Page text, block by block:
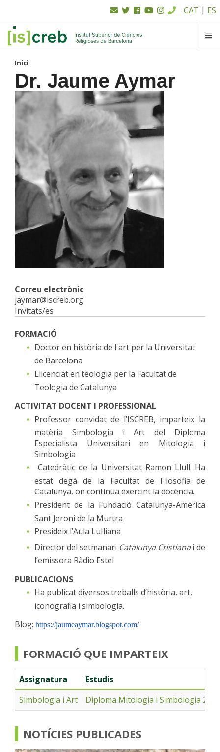
contingut
superior
SK
CAT | ES
Inici
Dr. Jaume Aymar
Correu electrònic
jaymar@iscreb.org
Invitats/es
FORMACIÓ
Doctor en història de l'art per la Universitat
de Barcelona
Llicenciat en teologia per la Facultat de
Teologia de Catalunya
ACTIVITAT DOCENT I PROFESSIONAL
Professor convidat de l’ISCREB, imparteix la
matèria Simbologia i Art del Diploma
Especialista Universitari en Mitologia i
Simbologia
Catedràtic de la Universitat Ramon Llull. Ha
estat degà de la Facultat de Filosofia de
Catalunya, on continua exercint la docència.
President de la Fundació Catalunya-Amèrica
Sant Jeroni de la Murtra
Presideix l’Aula Lul·liana
Director del setmanari Catalunya Cristiana i de
l’emissora Ràdio Estel
PUBLICACIONS
Ha publicat diversos treballs d’història, art,
iconografia i simbologia.
Blog: https://jaumeaymar.blogspot.com/
FORMACIÓ QUE IMPARTEIX
Assignatura
Estudis
Simbologia i Art
Diploma Mitologia i Simbologia
NOTÍCIES PUBLICADES